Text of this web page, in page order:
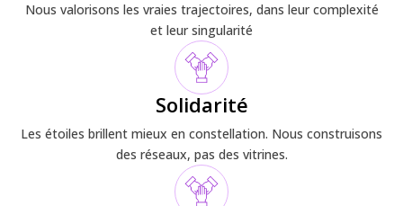
Nous valorisons les vraies trajectoires, dans leur complexité
et leur singularité
Solidarité
Les étoiles brillent mieux en constellation. Nous construisons
des réseaux, pas des vitrines.